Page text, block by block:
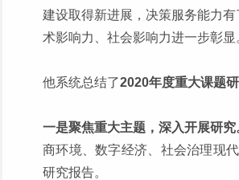
建设取得新进展，决策服务能力
术影响力、社会影响力进一步彰显
他系统总结了2020年度重大课题
一是聚焦重大主题，深入开展研究
商环境、数字经济、社会治理现
研究报告。